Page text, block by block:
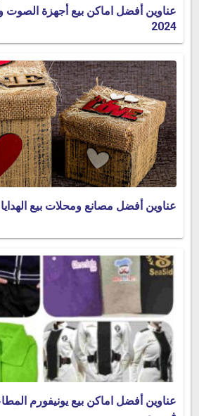
عناوين أفضل اماكن بيع أجهزة
2024
عناوين أفضل مصانع ومحلات بيع
عناوين أفضل اماكن بيع يونيفورم